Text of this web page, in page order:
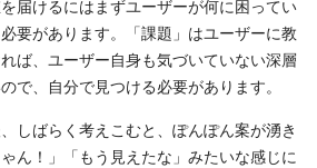
届けるにはまずユーザーが何に困ってい
要があります。「課題」はユーザーに教
ば、ユーザー自身も気づいていない深層
で、自分で見つける必要があります。
しばらく考えこむと、ぽんぽん案が湧き
ん！」「もう見えたな」みたいな感じに